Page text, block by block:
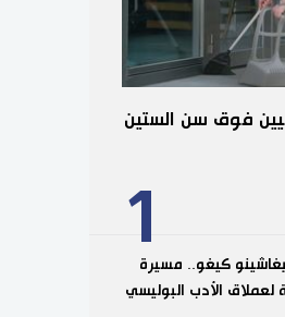
1
فوق سن الستين
كيغو.. مسيرة
لعملاق الأدب البوليسي